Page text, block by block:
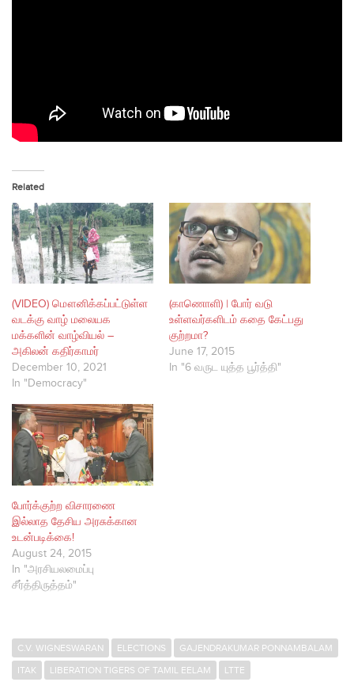
Related
(VIDEO) மௌனிக்கப்பட்டுள்ள
வடக்கு வாழ் மலையக
மக்களின் வாழ்வியல் –
அகிலன் கதிர்காமர்
December 10, 2021
In "Democracy"
(காணொளி) | போர் வடு
உள்ளவர்களிடம் கதை கேட்பது
குற்றமா?
June 17, 2015
In "6 வருட யுத்த பூர்த்தி"
போர்க்குற்ற விசாரணை
இல்லாத தேசிய அரசுக்கான
உடன்படிக்கை!
August 24, 2015
In "அரசியலமைப்பு
சீர்த்திருத்தம்"
C.V. WIGNESWARAN ELECTIONS
GAJENDRAKUMAR PONNAMBALAM
ITAK
LIBERATION TIGERS OF TAMIL EELAM LTTE